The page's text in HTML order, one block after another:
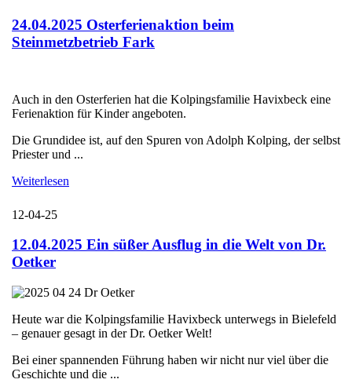
24.04.2025 Osterferienaktion beim
Steinmetzbetrieb Fark
Auch in den Osterferien hat die Kolpingsfamilie Havixbeck eine
Ferienaktion für Kinder angeboten.
Die Grundidee ist, auf den Spuren von Adolph Kolping, der selbst
Priester und ...
Weiterlesen
12-04-25
12.04.2025 Ein süßer Ausflug in die Welt von Dr.
Oetker
Heute war die Kolpingsfamilie Havixbeck unterwegs in Bielefeld
– genauer gesagt in der Dr. Oetker Welt!
Bei einer spannenden Führung haben wir nicht nur viel über die
Geschichte und die ...